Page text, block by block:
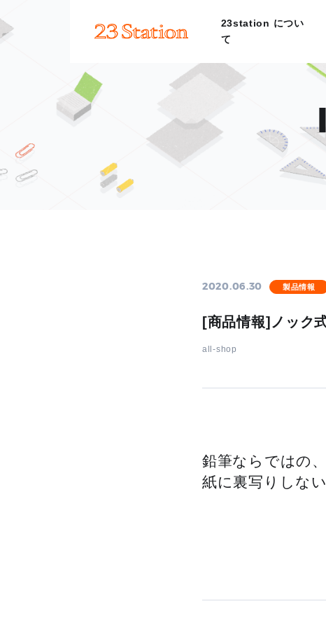
23station につい
て
2020.06.30 製品情報
[商品情報]ノック
all-shop
鉛筆ならではの
紙に裏写りしな